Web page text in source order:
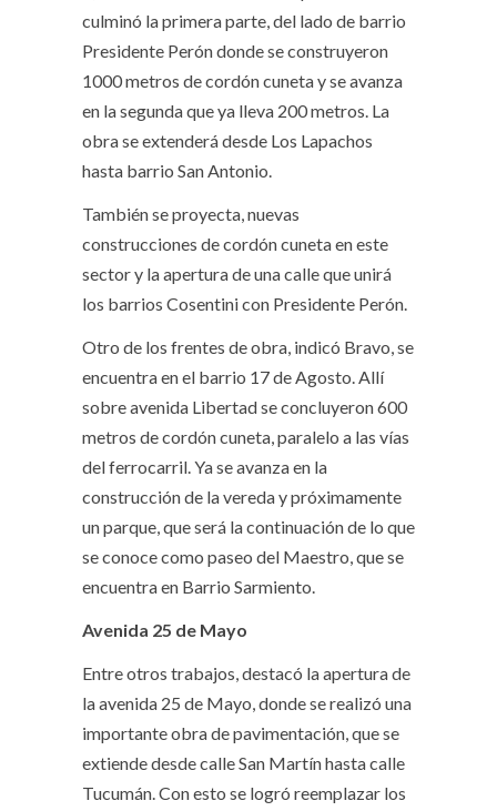
culminó la primera parte, del lado de barrio
Presidente Perón donde se construyeron
1000 metros de cordón cuneta y se avanza
en la segunda que ya lleva 200 metros. La
obra se extenderá desde Los Lapachos
hasta barrio San Antonio.
También se proyecta, nuevas
construcciones de cordón cuneta en este
sector y la apertura de una calle que unirá
los barrios Cosentini con Presidente Perón.
Otro de los frentes de obra, indicó Bravo, se
encuentra en el barrio 17 de Agosto. Allí
sobre avenida Libertad se concluyeron 600
metros de cordón cuneta, paralelo a las vías
del ferrocarril. Ya se avanza en la
construcción de la vereda y próximamente
un parque, que será la continuación de lo que
se conoce como paseo del Maestro, que se
encuentra en Barrio Sarmiento.
Avenida 25 de Mayo
Entre otros trabajos, destacó la apertura de
la avenida 25 de Mayo, donde se realizó una
importante obra de pavimentación, que se
extiende desde calle San Martín hasta calle
Tucumán. Con esto se logró reemplazar los